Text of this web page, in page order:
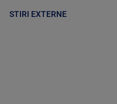
STIRI EXTERNE